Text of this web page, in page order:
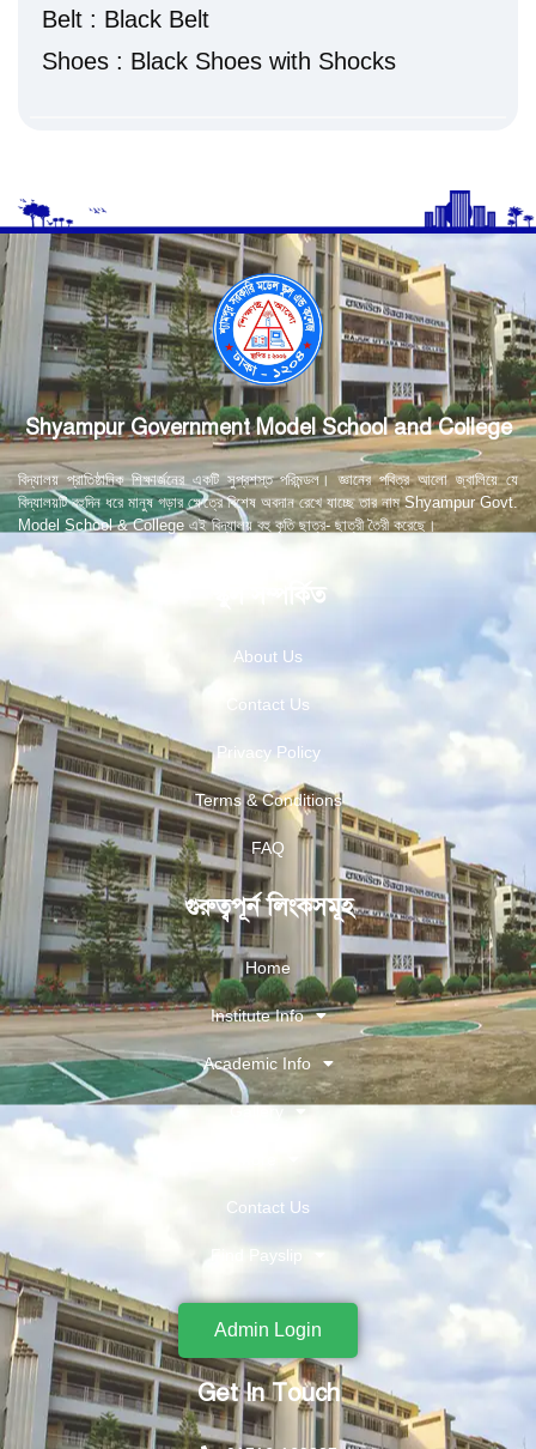
Belt : Black Belt
Shoes : Black Shoes with Shocks
Shyampur Government Model School and College
বিদ্যালয় প্রাতিষ্ঠানিক শিক্ষার্জনের একটি সুপ্রশস্ত পরিমন্ডল। জ্ঞানের পবিত্র আলো জ্বালিয়ে যে
বিদ্যালয়টি বহুদিন ধরে মানুষ গড়ার ক্ষেত্রে বিশেষ অবদান রেখে যাচ্ছে তার নাম Shyampur Govt.
Model School & College এই বিদ্যালয় বহু কৃতি ছাত্র- ছাত্রী তৈরী করেছে।
স্কুল সম্পর্কিত
About Us
Contact Us
Privacy Policy
Terms & Conditions
FAQ
গুরুত্বপূর্ন লিংকসমূহ
Home
Institute Info
Academic Info
Gallery
Contact Us
Find Payslip
Admin Login
Get In Touch